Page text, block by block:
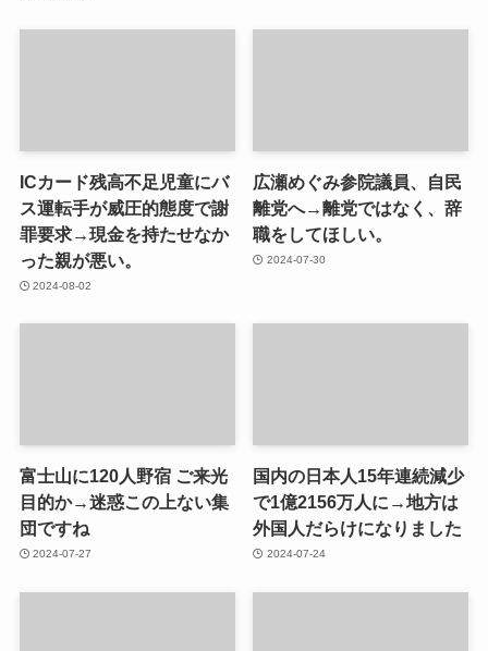
ICカード残高不足児童にバ
ス運転手が威圧的態度で謝
罪要求→現金を持たせなか
った親が悪い。
2024-08-02
広瀬めぐみ参院議員、自民
離党へ→離党ではなく、辞
職をしてほしい。
2024-07-30
富士山に120人野宿 ご来光
目的か→迷惑この上ない集
団ですね
2024-07-27
国内の日本人15年連続減少
で1億2156万人に→地方は
外国人だらけになりました
2024-07-24